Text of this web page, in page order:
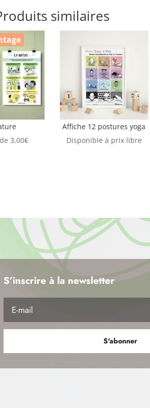
similaires
3,00€
Affiche 12 postures yoga
Disponible à prix libre
S’inscrire à la newsletter
S'abonner